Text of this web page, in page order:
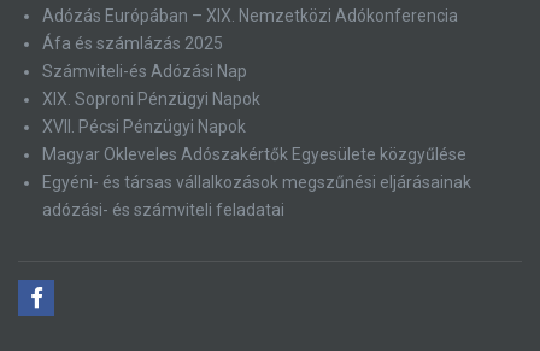
Adózás Európában – XIX. Nemzetközi Adókonferencia
Áfa és számlázás 2025
Számviteli-és Adózási Nap
XIX. Soproni Pénzügyi Napok
XVII. Pécsi Pénzügyi Napok
Magyar Okleveles Adószakértők Egyesülete közgyűlése
Egyéni- és társas vállalkozások megszűnési eljárásainak
adózási- és számviteli feladatai